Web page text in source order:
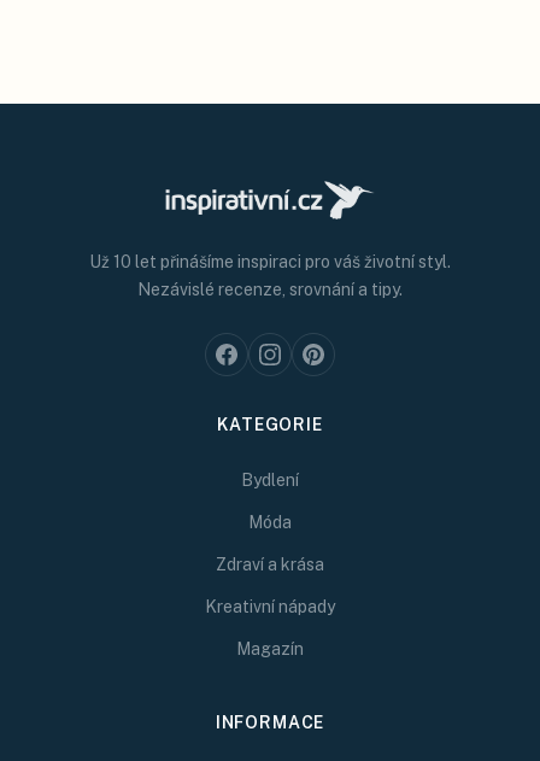
Už 10 let přinášíme inspiraci pro váš životní styl.
Nezávislé recenze, srovnání a tipy.
KATEGORIE
Bydlení
Móda
Zdraví a krása
Kreativní nápady
Magazín
INFORMACE